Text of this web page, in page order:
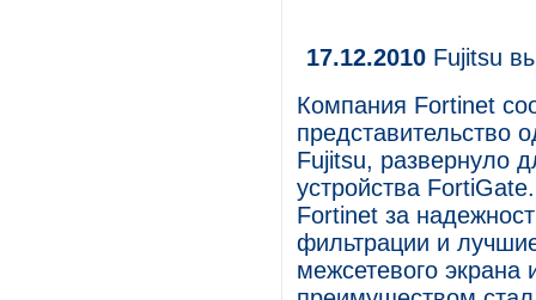
17.12.2010 Fujitsu
Компания Fortinet
представительство
Fujitsu, развернуло
устройства
Fortinet за
фильтрации и
межсетевого